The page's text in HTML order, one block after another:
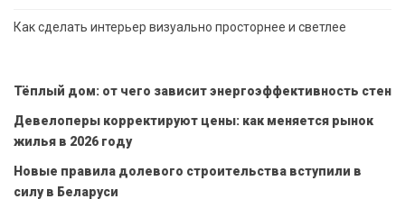
Как сделать интерьер визуально просторнее и светлее
Тёплый дом: от чего зависит энергоэффективность стен
Девелоперы корректируют цены: как меняется рынок
жилья в 2026 году
Новые правила долевого строительства вступили в
силу в Беларуси